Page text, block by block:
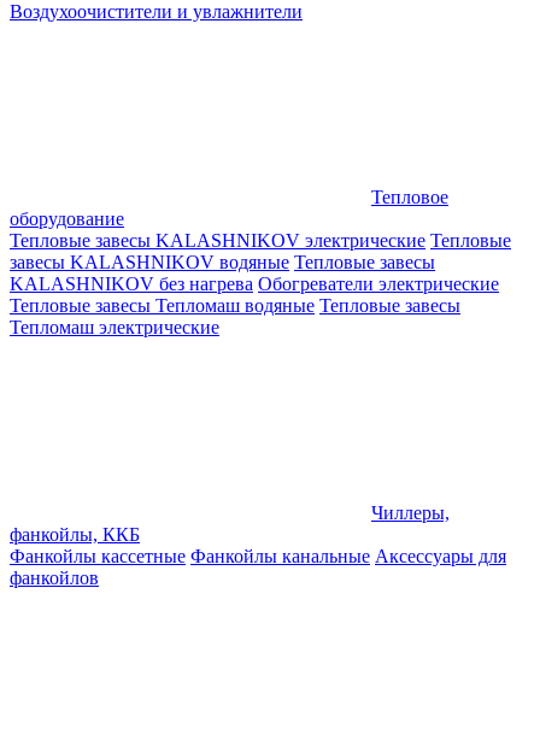
Воздухоочистители и увлажнители
Тепловое
оборудование
Тепловые завесы KALASHNIKOV электрические Тепловые
завесы KALASHNIKOV водяные Тепловые завесы
KALASHNIKOV без нагрева Обогреватели электрические
Тепловые завесы Тепломаш водяные Тепловые завесы
Тепломаш электрические
Чиллеры,
фанкойлы, ККБ
Фанкойлы кассетные Фанкойлы канальные Аксессуары для
фанкойлов